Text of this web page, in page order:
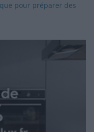
pour préparer des